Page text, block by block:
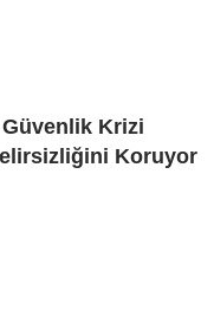
Krizi
Koruyor